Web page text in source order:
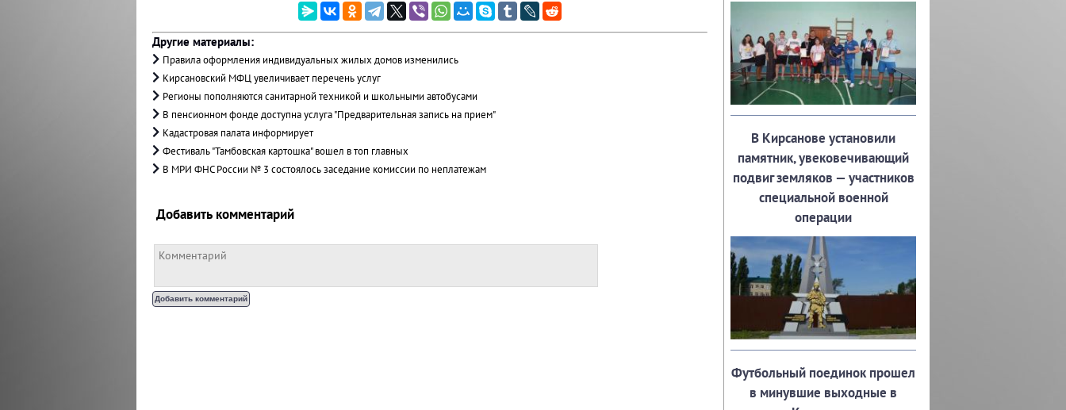
Другие материалы:
Правила оформления индивидуальных жилых домов изменились
Кирсановский МФЦ увеличивает перечень услуг
Регионы пополняются санитарной техникой и школьными автобусами
В пенсионном фонде доступна услуга "Предварительная запись на прием"
Кадастровая палата информирует
Фестиваль "Тамбовская картошка" вошел в топ главных
В МРИ ФНС России № 3 состоялось заседание комиссии по неплатежам
Добавить комментарий
В Кирсанове установили
памятник, увековечивающий
подвиг земляков — участников
специальной военной
операции
Футбольный поединок прошел
в минувшие выходные в